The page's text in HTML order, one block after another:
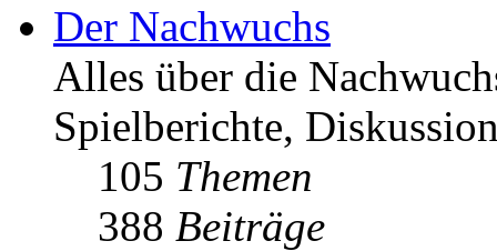
Der Nachwuchs
Alles über die
Spielberichte,
105 Themen
388 Beiträge